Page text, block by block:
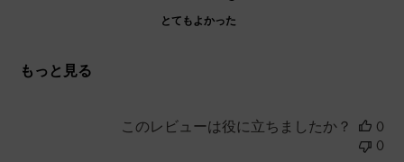
とてもよかった
もっと見る
このレビューは役に立ちましたか？
0
0